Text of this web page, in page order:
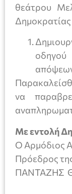
θεάτρου
να
Με εντολή
Ο Αρμόδιος
Πρόεδρος
ΠΑΝΤΑΖΗΣ